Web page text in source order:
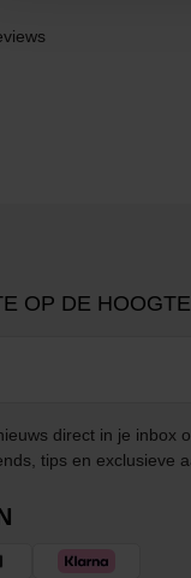
OP DE HOOGTE
direct in je inbox
tips en exclusieve